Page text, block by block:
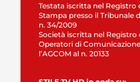
Testata iscritta nel Registro
Stampa presso il Tribunale
n. 34/2009
Società iscritta nel Registro
Operatori di
l’AGCOM al n. 20133